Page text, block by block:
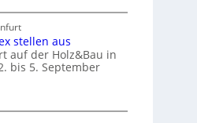
stellen aus
auf der Holz&Bau in
bis 5. September